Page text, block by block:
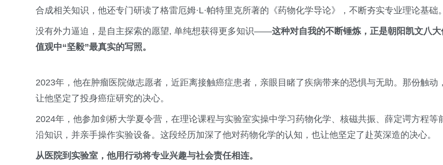
合成相关知识，他还专门研读了格雷厄姆·L·帕特里克所著的《药物化学导论》，不断夯实专业理论基础。
没有外力逼迫，是自主探索的愿望, 单纯想获得更多知识——这种对自我的不断锤炼，正是朝阳凯文八大
值观中“坚毅”最真实的写照。
2023年，他在肿瘤医院做志愿者，近距离接触癌症患者，亲眼目睹了疾病带来的恐惧与无助。那份触动，
让他坚定了投身癌症研究的决心。
2024年，他参加剑桥大学夏令营，在理论课程与实验室实操中学习药物化学、核磁共振、薛定谔方程等
沿知识，并亲手操作实验设备。这段经历加深了他对药物化学的认知，也让他坚定了赴英深造的决心。
从医院到实验室，他用行动将专业兴趣与社会责任相连。